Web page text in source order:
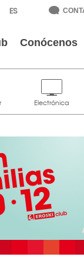
Conócenos